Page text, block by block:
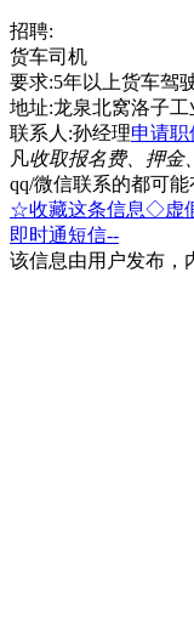
招聘:
货车司机
要求:5年以上货车驾
地址:龙泉北窝洛子工
联系人:孙经理申请职
凡收取报名费、押金
qq/微信联系的都可
☆收藏这条信息◇虚
即时通短信--
该信息由用户发布，